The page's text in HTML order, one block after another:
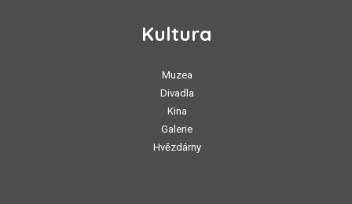
Kultura
Muzea
Divadla
Kina
Galerie
Hvězdárny